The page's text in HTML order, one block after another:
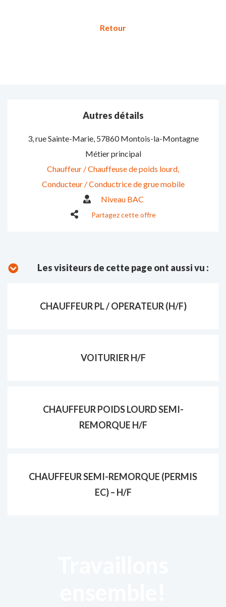
Autres détails
3, rue Sainte-Marie, 57860 Montois-la-Montagne
Métier principal
Chauffeur / Chauffeuse de poids lourd
Conducteur / Conductrice de grue mobile
Niveau BAC
Partagez cette offre
Les visiteurs de cette page ont aussi vu :
CHAUFFEUR PL / OPERATEUR (H/F)
VOITURIER H/F
CHAUFFEUR POIDS LOURD SEMI-
REMORQUE H/F
CHAUFFEUR SEMI-REMORQUE (PERMIS
EC) – H/F